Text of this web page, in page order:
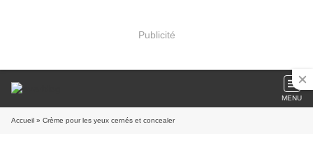
Publicité
MENU
Accueil » Crème pour les yeux cernés et concealer